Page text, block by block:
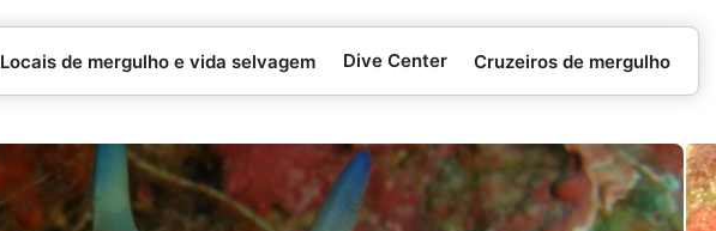
Locais de mergulho e vida selvagem Dive Center Cruzeiros de mergulho